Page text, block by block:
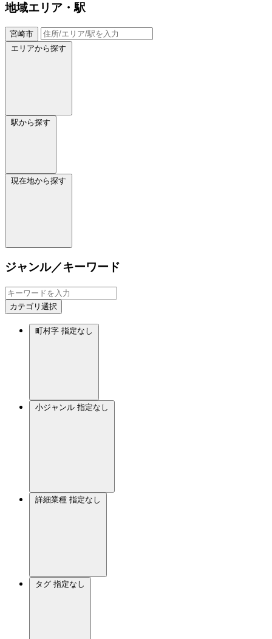
地域エリア・駅
宮崎市
エリアから探す
駅から探す
現在地から探す
ジャンル／キーワード
カテゴリ選択
町村字 指定なし
小ジャンル 指定なし
詳細業種 指定なし
タグ 指定なし